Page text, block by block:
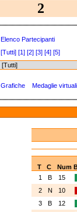
2
Elenco Partecipanti
[Tutti] [1] [2] [3] [4] [5]
Grafiche Medaglie virtuali
T C Num
1
B 15
2
N 10
3
B 12